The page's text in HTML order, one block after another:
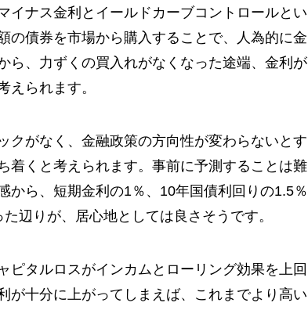
イナス金利とイールドカーブコントロールとい
の債券を市場から購入することで、人為的に金
ら、力ずくの買入れがなくなった途端、金利が
えられます。
クがなく、金融政策の方向性が変わらないとす
着くと考えられます。事前に予測することは難
から、短期金利の1％、10年国債利回りの1.5％
辺りが、居心地としては良さそうです。
ピタルロスがインカムとローリング効果を上回
が十分に上がってしまえば、これまでより高い